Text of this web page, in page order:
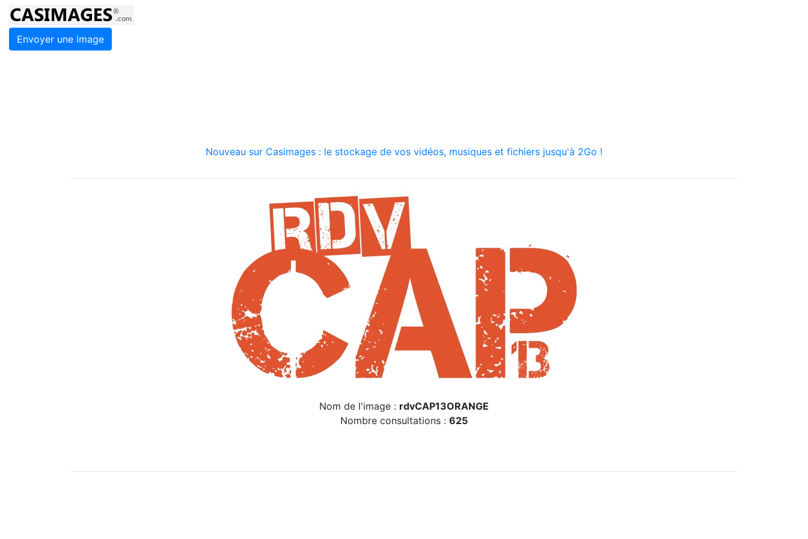
Envoyer une image
Nouveau sur Casimages : le stockage de vos vidéos, musiques et fichiers jusqu'à 2Go !
Nom de l'image : rdvCAP13ORANGE
Nombre consultations : 625